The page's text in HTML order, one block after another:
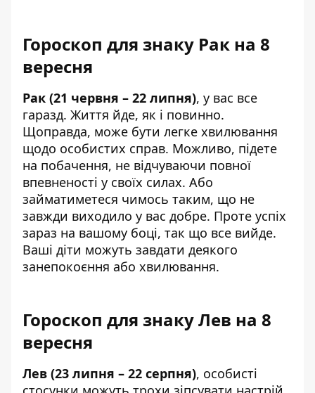
Гороскоп для знаку Рак на 8
вересня
Рак (21 червня – 22 липня), у вас все
гаразд. Життя йде, як і повинно.
Щоправда, може бути легке хвилювання
щодо особистих справ. Можливо, підете
на побачення, не відчуваючи повної
впевненості у своїх силах. Або
займатиметеся чимось таким, що не
завжди виходило у вас добре. Проте успіх
зараз на вашому боці, так що все вийде.
Ваші діти можуть завдати деякого
занепокоєння або хвилювання.
Гороскоп для знаку Лев на 8
вересня
Лев (23 липня – 22 серпня), особисті